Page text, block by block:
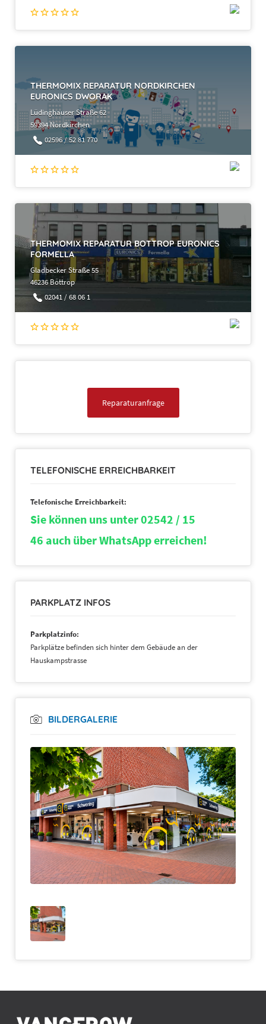
THERMOMIX REPARATUR NORDKIRCHEN
EURONICS DWORAK
Lüdinghauser Straße 62
59394 Nordkirchen
02596 / 52 81 770
THERMOMIX REPARATUR BOTTROP EURONICS
FORMELLA
Gladbecker Straße 55
46236 Bottrop
02041 / 68 06 1
Reparaturanfrage
TELEFONISCHE ERREICHBARKEIT
Telefonische Erreichbarkeit:
Sie können uns unter 02542 / 15
46 auch über WhatsApp erreichen!
PARKPLATZ INFOS
Parkplatzinfo:
Parkplätze befinden sich hinter dem Gebäude an der
Hauskampstrasse
BILDERGALERIE